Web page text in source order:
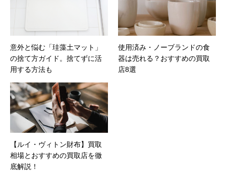
意外と悩む「珪藻土マット」
の捨て方ガイド。捨てずに活
用する方法も
使用済み・ノーブランドの食
器は売れる？おすすめの買取
店8選
【ルイ・ヴィトン財布】買取
相場とおすすめの買取店を徹
底解説！